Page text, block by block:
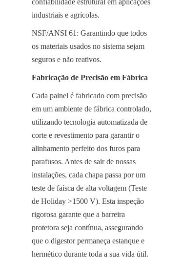
industriais e agrícolas.
NSF/ANSI 61: Garantindo que todos
os materiais usados no sistema sejam
seguros e não reativos.
Fabricação de Precisão em Fábrica
Cada painel é fabricado com precisão
em um ambiente de fábrica controlado,
utilizando tecnologia automatizada de
corte e revestimento para garantir o
alinhamento perfeito dos furos para
parafusos. Antes de sair de nossas
instalações, cada chapa passa por um
teste de faísca de alta voltagem (Teste
de Holiday >1500 V). Esta inspeção
rigorosa garante que a barreira
protetora seja contínua, assegurando
que o digestor permaneça estanque e
hermético durante toda a sua vida útil.